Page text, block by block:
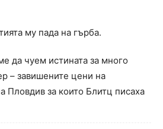
му пада на гърба.
да чуем истината за много
– завишените цени на
Пловдив за които Блитц писаха